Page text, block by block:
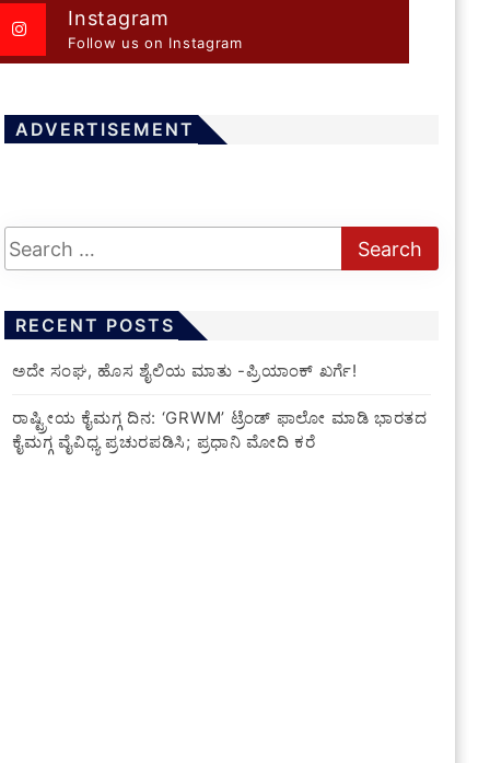
Instagram
Follow us on Instagram
ADVERTISEMENT
RECENT POSTS
ಅದೇ ಸಂಘ, ಹೊಸ ಶೈಲಿಯ ಮಾತು -ಪ್ರಿಯಾಂಕ್ ಖರ್ಗೆ!
ರಾಷ್ಟ್ರೀಯ ಕೈಮಗ್ಗ ದಿನ: ‘GRWM’ ಟ್ರೆಂಡ್ ಫಾಲೋ ಮಾಡಿ ಭಾರತದ
ಕೈಮಗ್ಗ ವೈವಿಧ್ಯ ಪ್ರಚುರಪಡಿಸಿ; ಪ್ರಧಾನಿ ಮೋದಿ ಕರೆ